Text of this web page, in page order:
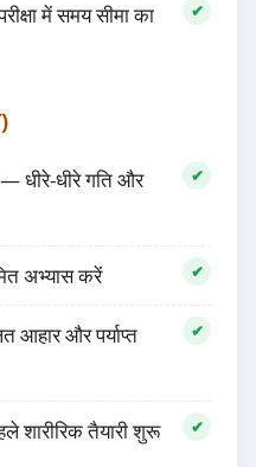
में समय सीमा का
धीरे-धीरे गति और
अभ्यास करें
आहार और पर्याप्त
शारीरिक तैयारी शुरू